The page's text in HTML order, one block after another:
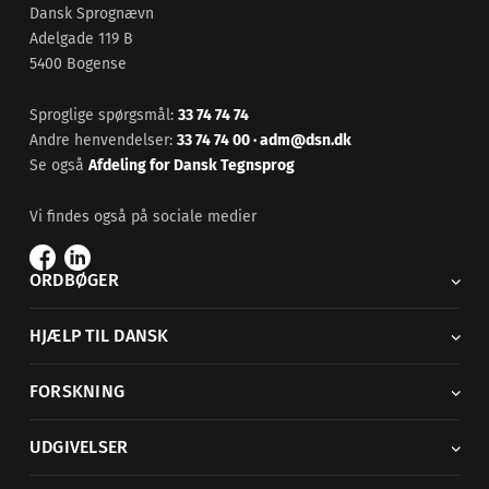
Dansk Sprognævn
Adelgade 119 B
5400 Bogense
Sproglige spørgsmål: 33 74 74 74
Andre henvendelser: 33 74 74 00·adm@dsn.dk
Se også Afdeling for Dansk Tegnsprog
Vi findes også på sociale medier
ORDBØGER
HJÆLP TIL DANSK
FORSKNING
UDGIVELSER